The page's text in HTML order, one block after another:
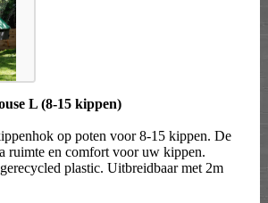
L (8-15 kippen)
op poten voor 8-15 kippen. De
ruimte en comfort voor uw kippen.
plastic. Uitbreidbaar met 2m